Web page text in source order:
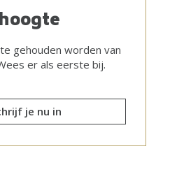
gehouden worden van
er als eerste bij.
je nu in